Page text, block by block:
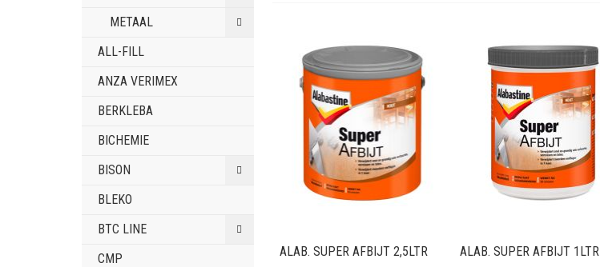
ALAB. SUPER AFBIJT 2,5LTR ALAB. SUPER AFBIJT 1LTR
METAAL
ALL-FILL
ANZA VERIMEX
BERKLEBA
BICHEMIE
BISON
BLEKO
BTC LINE
CMP